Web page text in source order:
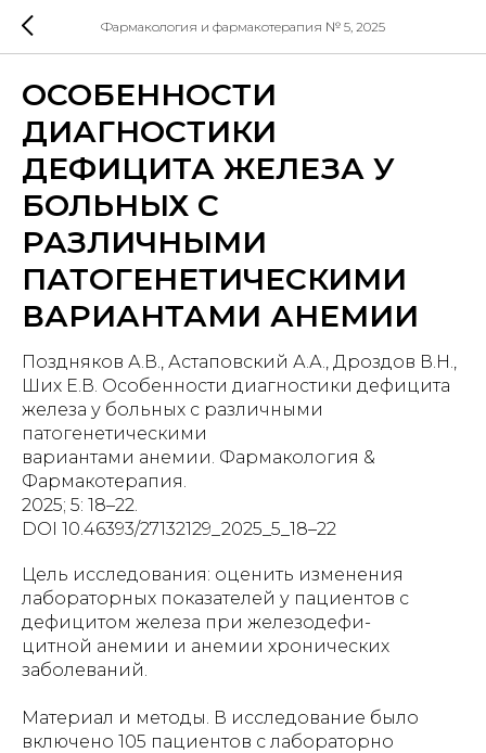
Фармакология и фармакотерапия № 5, 2025
ОСОБЕННОСТИ
ДИАГНОСТИКИ
ДЕФИЦИТА ЖЕЛЕЗА У
БОЛЬНЫХ С
РАЗЛИЧНЫМИ
ПАТОГЕНЕТИЧЕСКИМИ
ВАРИАНТАМИ АНЕМИИ
Поздняков А.В., Астаповский А.А., Дроздов В.Н.,
Ших Е.В. Особенности диагностики дефицита
железа у больных с различными
патогенетическими
вариантами анемии. Фармакология &
Фармакотерапия.
2025; 5: 18–22.
DOI 10.46393/27132129_2025_5_18–22
Цель исследования: оценить изменения
лабораторных показателей у пациентов с
дефицитом железа при железодефи-
цитной анемии и анемии хронических
заболеваний.
Материал и методы. В исследование было
включено 105 пациентов с лабораторно